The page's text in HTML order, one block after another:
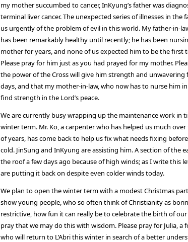
my mother succumbed to cancer, InKyung’s father was
terminal liver cancer. The unexpected series of illnesses in the
us urgently of the problem of evil in this world. My father-in-
has been remarkably healthy until recently; he has been
mother for years, and none of us expected him to be the first
Please pray for him just as you had prayed for my mother.
the power of the Cross will give him strength and unwavering
days, and that my mother-in-law, who now has to nurse him
find strength in the Lord’s peace.
We are currently busy wrapping up the maintenance work in
winter term. Mr. Ko, a carpenter who has helped us much
of years, has come back to help us fix what needs fixing
cold. JinSung and InKyung are assisting him. A section of the
the roof a few days ago because of high winds; as I write this
are putting it back on despite even colder winds today.
We plan to open the winter term with a modest Christmas
show young people, who so often think of Christianity as
restrictive, how fun it can really be to celebrate the birth of our
pray that we may do this with wisdom. Please pray for Julia, a
who will return to L’Abri this winter in search of a better